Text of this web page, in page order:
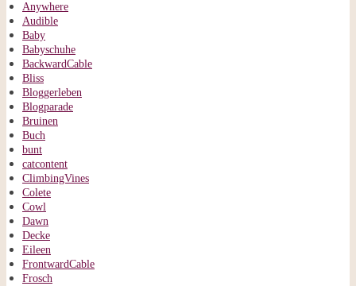
Anywhere
Audible
Baby
Babyschuhe
BackwardCable
Bliss
Bloggerleben
Blogparade
Bruinen
Buch
bunt
catcontent
ClimbingVines
Colete
Cowl
Dawn
Decke
Eileen
FrontwardCable
Frosch